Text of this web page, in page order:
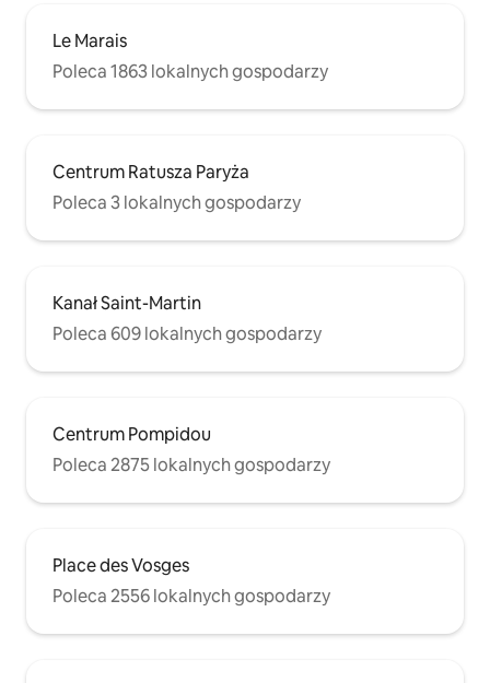
Le Marais
Poleca 1863 lokalnych gospodarzy
Centrum Ratusza Paryża
Poleca 3 lokalnych gospodarzy
Kanał Saint-Martin
Poleca 609 lokalnych gospodarzy
Centrum Pompidou
Poleca 2875 lokalnych gospodarzy
Place des Vosges
Poleca 2556 lokalnych gospodarzy